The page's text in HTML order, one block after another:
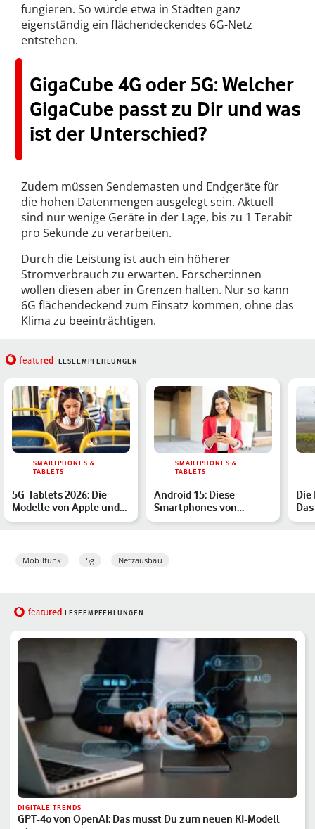
fungieren. So würde etwa in Städten ganz
eigenständig ein flächendeckendes 6G-Netz
entstehen.
GigaCube 4G oder 5G: Welcher
GigaCube passt zu Dir und was
ist der Unterschied?
Zudem müssen Sendemasten und Endgeräte für
die hohen Datenmengen ausgelegt sein. Aktuell
sind nur wenige Geräte in der Lage, bis zu 1 Terabit
pro Sekunde zu verarbeiten.
Durch die Leistung ist auch ein höherer
Stromverbrauch zu erwarten. Forscher:innen
wollen diesen aber in Grenzen halten. Nur so kann
6G flächendeckend zum Einsatz kommen, ohne das
Klima zu beeinträchtigen.
featured LESEEMPFEHLUNGEN
SMARTPHONES &
TABLETS
5G-Tablets 2026: Die
Modelle von Apple und
Co. im Überblick
SMARTPHONES &
TABLETS
Android 15: Diese
Smartphones von
Samsung & Co.
Die
Mobilfunk 5g Netzausbau
featured LESEEMPFEHLUNGEN
DIGITALE TRENDS
GPT-4o von OpenAI: Das musst Du zum neuen KI-Modell